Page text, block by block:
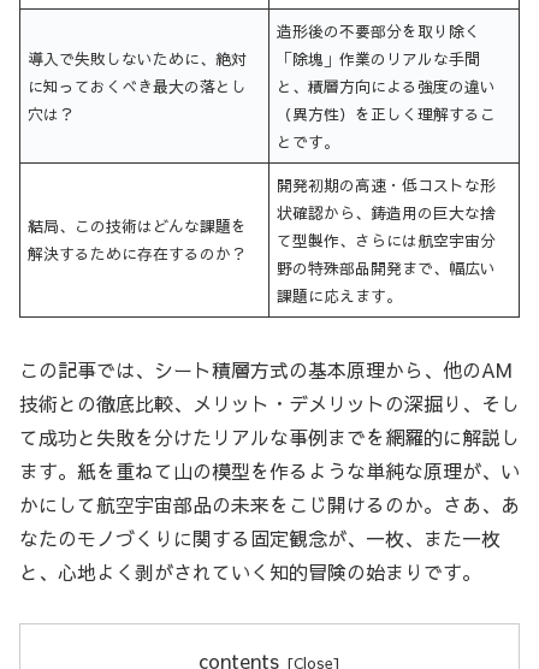
導入で失敗しないために、絶対
に知っておくべき最大の落とし
穴は？
造形後の不要部分を取り除く
「除塊」作業のリアルな手間
と、積層方向による強度の違い
（異方性）を正しく理解するこ
とです。
結局、この技術はどんな課題を
解決するために存在するのか？
開発初期の高速・低コストな形
状確認から、鋳造用の巨大な捨
て型製作、さらには航空宇宙分
野の特殊部品開発まで、幅広い
課題に応えます。
この記事では、シート積層方式の基本原理から、他のAM
技術との徹底比較、メリット・デメリットの深掘り、そし
て成功と失敗を分けたリアルな事例までを網羅的に解説し
ます。紙を重ねて山の模型を作るような単純な原理が、い
かにして航空宇宙部品の未来をこじ開けるのか。さあ、あ
なたのモノづくりに関する固定観念が、一枚、また一枚
と、心地よく剥がされていく知的冒険の始まりです。
contents